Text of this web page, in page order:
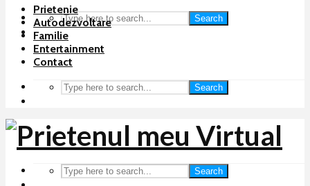
Search
Prietenie
Autodezvoltare
Familie
Entertainment
Contact
Search
Search